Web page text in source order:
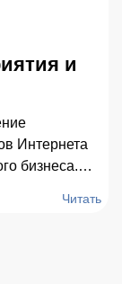
и
Интернета
бизнеса.
и
весь
Читать